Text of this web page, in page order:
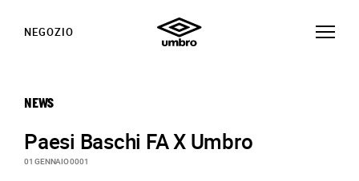
NEGOZIO
NEWS
Paesi Baschi FA X Umbro
01 GENNAIO 0001